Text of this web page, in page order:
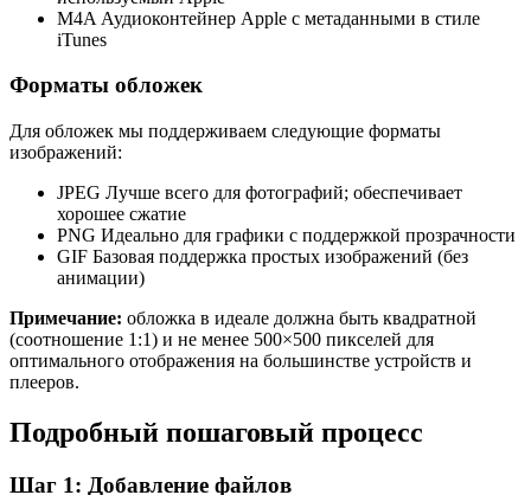
M4A Аудиоконтейнер Apple с метаданными в стиле
iTunes
Форматы обложек
Для обложек мы поддерживаем следующие форматы
изображений:
JPEG Лучше всего для фотографий; обеспечивает
хорошее сжатие
PNG Идеально для графики с поддержкой прозрачности
GIF Базовая поддержка простых изображений (без
анимации)
Примечание: обложка в идеале должна быть квадратной
(соотношение 1:1) и не менее 500×500 пикселей для
оптимального отображения на большинстве устройств и
плееров.
Подробный пошаговый процесс
Шаг 1: Добавление файлов